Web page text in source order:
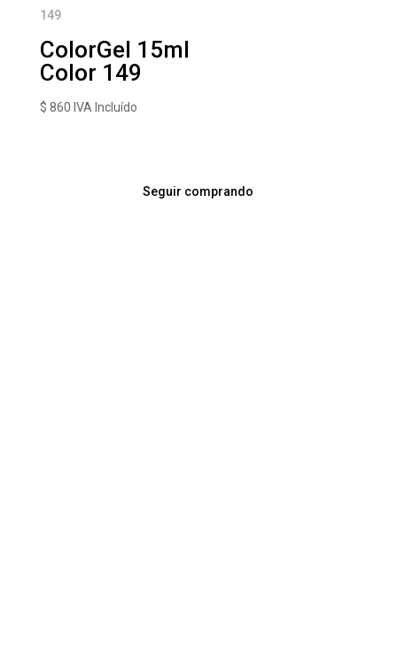
ColorGel 15ml
Color 149
$ 860 IVA Incluído
Seguir comprando